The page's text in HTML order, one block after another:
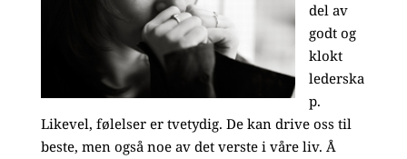
del av
godt og
klokt
lederska
p.
Likevel, følelser er tvetydig. De kan drive oss til
beste, men også noe av det verste i våre liv. Å